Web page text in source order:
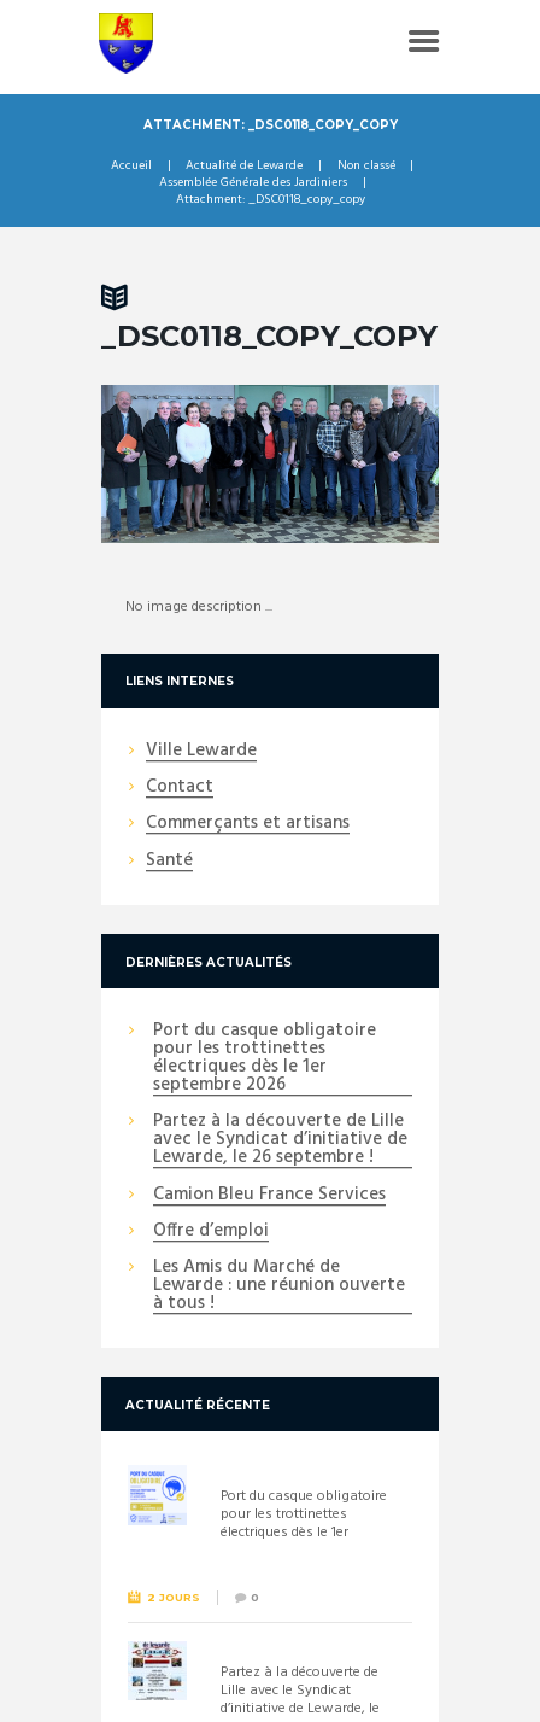
ATTACHMENT: _DSC0118_COPY_COPY
Accueil Actualité de Lewarde
Non classé
Assemblée Générale des Jardiniers
Attachment: _DSC0118_copy_copy
_DSC0118_COPY_COPY
No image description ...
LIENS INTERNES
Ville Lewarde
Contact
Commerçants et artisans
Santé
DERNIÈRES ACTUALITÉS
Port du casque obligatoire
pour les trottinettes
électriques dès le 1er
septembre 2026
Partez à la découverte de Lille
avec le Syndicat d’initiative de
Lewarde, le 26 septembre !
Camion Bleu France Services
Offre d’emploi
Les Amis du Marché de
Lewarde : une réunion ouverte
à tous !
ACTUALITÉ RÉCENTE
Port du casque obligatoire
pour les trottinettes
électriques dès le 1er
2 JOURS 0
Partez à la découverte de
Lille avec le Syndicat
d’initiative de Lewarde, le